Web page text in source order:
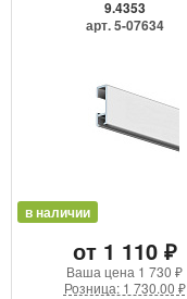
9.4353
арт. 5-07634
в наличии
от 1 110 ₽
Ваша цена 1 730 ₽
Розница: 1 730.00 ₽